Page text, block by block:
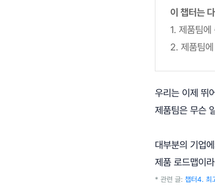
이 챕터는
1. 제품팀
2. 제품팀
우리는 이제 뛰
제품팀은 무슨
대부분의 기업
제품 로드맵이
* 관련 글: 챕터4. 최